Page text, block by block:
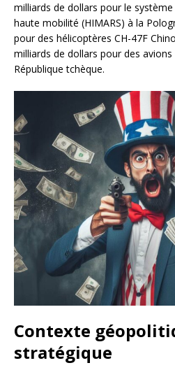
milliards de dollars pour le
haute mobilité (HIMARS) à la
pour des hélicoptères CH-47F
milliards de dollars pour des avions
République tchèque.
Contexte
stratégique